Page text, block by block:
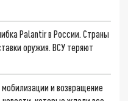
Palantir в России. Страны
оружия. ВСУ теряют
и возвращение